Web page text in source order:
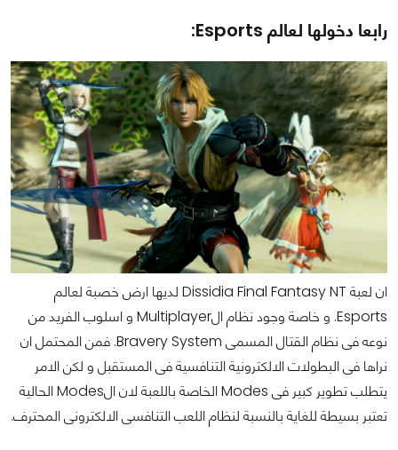
رابعا دخولها لعالم Esports:
ان لعبة Dissidia Final Fantasy NT لديها ارض خصبة لعالم
Esports. و خاصة وجود نظام الMultiplayer و اسلوب الفريد من
نوعه فى نظام القتال المسمى Bravery System. فمن المحتمل ان
نراها فى البطولات الالكترونية التنافسية فى المستقبل و لكن الامر
يتطلب تطوير كبير فى Modes الخاصة باللعبة لان الModes الحالية
تعتبر بسيطة للغاية بالنسبة لنظام اللعب التنافسى الالكترونى المحترف.